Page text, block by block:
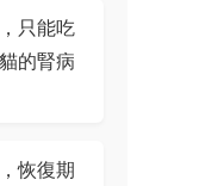
只能吃
的腎病
恢復期